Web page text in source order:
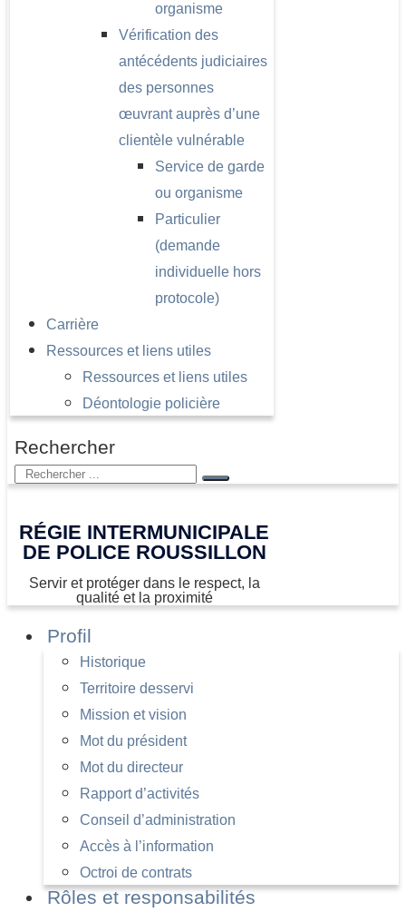
organisme
Vérification des
antécédents judiciaires
des personnes
œuvrant auprès d’une
clientèle vulnérable
Service de garde
ou organisme
Particulier
(demande
individuelle hors
protocole)
Carrière
Ressources et liens utiles
Ressources et liens utiles
Déontologie policière
Rechercher
RÉGIE INTERMUNICIPALE
DE POLICE ROUSSILLON
Servir et protéger dans le respect, la
qualité et la proximité
Profil
Historique
Territoire desservi
Mission et vision
Mot du président
Mot du directeur
Rapport d’activités
Conseil d’administration
Accès à l’information
Octroi de contrats
Rôles et responsabilités